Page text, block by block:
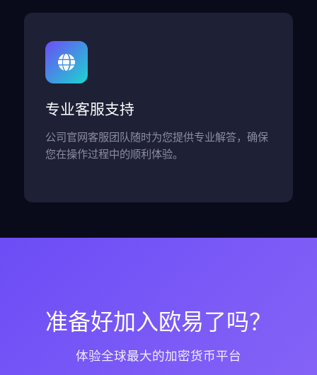
专业客服支持
公司官网客服团队随时为您提供专业解答，确保
您在操作过程中的顺利体验。
准备好加入欧易了吗？
体验全球最大的加密货币平台